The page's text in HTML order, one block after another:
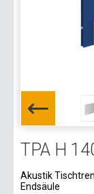
TPA H
Akustik
Endsäule